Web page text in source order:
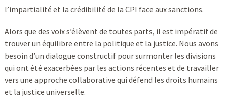
l’impartialité et la crédibilité de la CPI face aux sanctions.
Alors que des voix s’élèvent de toutes parts, il est impératif de
trouver un équilibre entre la politique et la justice. Nous avons
besoin d’un dialogue constructif pour surmonter les divisions
qui ont été exacerbées par les actions récentes et de travailler
vers une approche collaborative qui défend les droits humains
et la justice universelle.